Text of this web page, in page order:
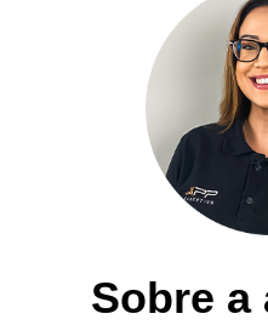
Sobre a